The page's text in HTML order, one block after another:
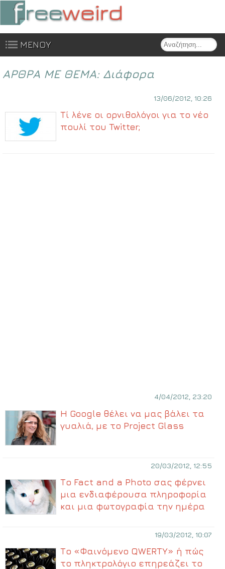
Search
ΜΕΝΟΥ
Skip to content
ΑΡΘΡΑ ΜΕ ΘΕΜΑ: Διάφορα
13/06/2012, 10:26
Τί λένε οι ορνιθολόγοι για το νέο
πουλί του Twitter;
4/04/2012, 23:20
Η Google θέλει να μας βάλει τα
γυαλιά, με το Project Glass
20/03/2012, 12:55
Το Fact and a Photo σας φέρνει
μια ενδιαφέρουσα πληροφορία
και μια φωτογραφία την ημέρα
19/03/2012, 10:07
Το «Φαινόμενο QWERTY» ή πώς
το πληκτρολόγιο επηρεάζει το